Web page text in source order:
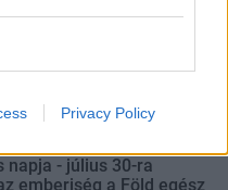
Privacy Policy
tartott a megyei
napja - július 30-ra
emberiség a Föld egész